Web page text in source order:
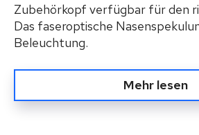
Zubehörkopf verfügbar für den
Das faseroptische
Beleuchtung.
Mehr lesen